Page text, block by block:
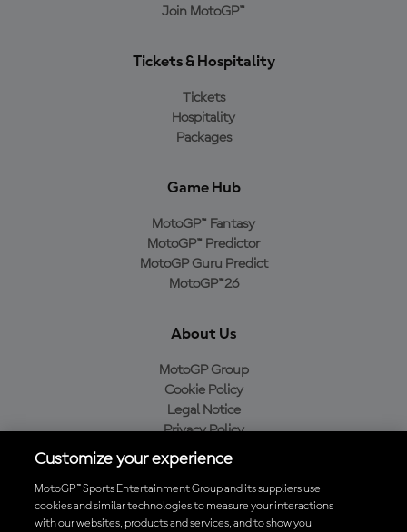
Join MotoGP™
Tickets & Hospitality
Tickets
Hospitality
Packages
Game Hub
MotoGP™ Fantasy
MotoGP™ Predictor
MotoGP Guru Predict
MotoGP™26
About Us
MotoGP Group
Cookie Policy
Legal Notice
Privacy Policy
Purchase Policy
Baixe o aplicativo oficial da MotoGP™
Customize your experience
MotoGP™ Sports Entertainment Group and its suppliers use
cookies and similar technologies to measure your interactions
with our websites, products and services, and to show you